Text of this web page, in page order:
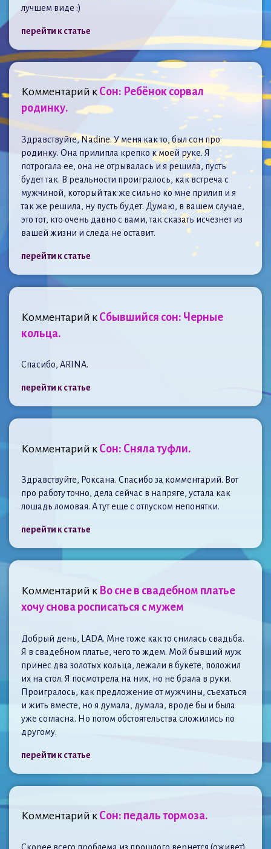
лучшем виде :)
перейти к статье
Комментарий к Сон: Ребёнок сорвал
родинку.
Здравствуйте, Nadine. У меня как то, был сон про
родинку. Она прилипла крепко к моей руке. Я
потрогала ее, она не отрывалась и я решила, пусть
будет так. В реальности проигралось, как встреча с
мужчиной, который так же сильно ко мне прилип и я
так же решила, ну пусть будет. Думаю, в вашем случае,
это тот, кто очень давно с вами, так сказать исчезнет из
вашей жизни и следа не оставит.
перейти к статье
Комментарий к Сбывшийся сон: Черные
кольца.
Спасибо, ARINA.
перейти к статье
Комментарий к Сон: Сняла туфли.
Здравствуйте, Роксана. Спасибо за комментарий. Вот
про работу точно, дела сейчас в напряге, устала как
лошадь ломовая. А тут еще с отпуском непонятки.
перейти к статье
Комментарий к Во сне в свадебном платье
хочу снова росписаться с мужем
Добрый день, LADA. Мне тоже как то снилась свадьба.
Я в свадебном платье, чего то ждем. Мой бывший муж
принес два золотых кольца, лежали в букете, положил
их на стол. Я посмотрела на них, но не брала в руки.
Проигралось, как предложение от мужчины, съехаться
и жить вместе, но я думала, думала, вроде бы и была
уже согласна. Но потом обстоятельства сложились по
другому.
перейти к статье
Комментарий к Сон: педаль тормоза.
Скорее всего проблема из прошлого вернется (оживет)